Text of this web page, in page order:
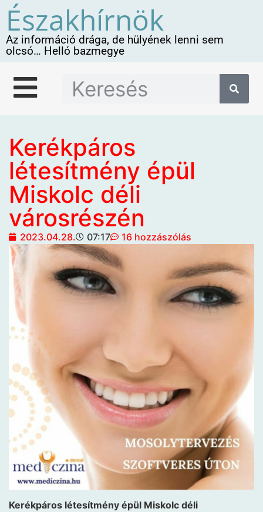
Északhírnök
Az információ drága, de hülyének lenni sem
olcsó… Helló bazmegye
Kerékpáros
létesítmény épül
Miskolc déli
városrészén
2023.04.28. 07:17 16 hozzászólás
Kerékpáros létesítmény épül Miskolc déli